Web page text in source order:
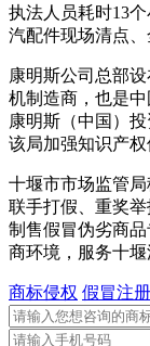
执法人员耗时13
汽配件现场清点
康明斯公司总部
机制造商，也是中
康明斯（中国）
该局加强知识产
十堰市市场监管
联手打假、重奖
制售假冒伪劣商
商环境，服务十堰
商标侵权 假冒注